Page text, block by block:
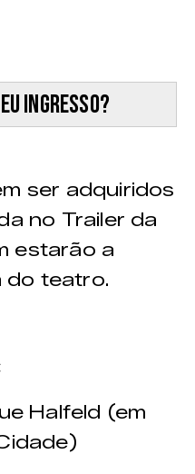
ingresso?
ser adquiridos
no Trailer da
estarão a
do teatro.
Halfeld (em